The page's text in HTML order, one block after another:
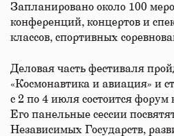
Запланировано около 100
конференций, концертов и
классов, спортивных
Деловая часть фестиваля
«Космонавтика и авиация» и
с 2 по 4 июля состоится
Его панельные сессии
Независимых Государств,